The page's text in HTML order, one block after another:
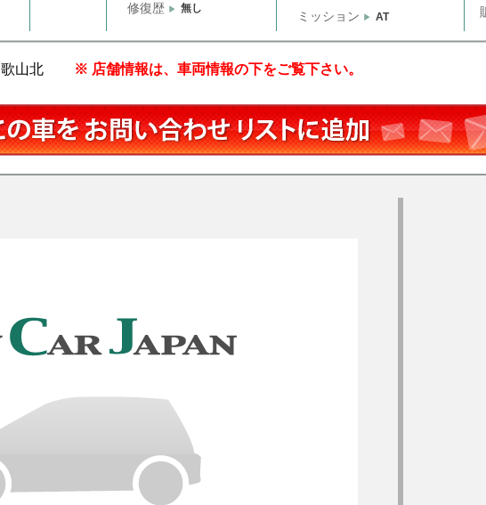
修復歴 無し
ミッション AT
山北 ※ 店舗情報は、車両情報の下をご覧下さい。